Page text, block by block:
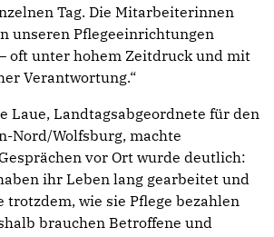
Tag. Die Mitarbeiterinnen
unseren Pflegeeinrichtungen
oft unter hohem Zeitdruck und mit
Verantwortung.“
Laue, Landtagsabgeordnete für den
Nord/Wolfsburg, machte
vor Ort wurde deutlich:
ihr Leben lang gearbeitet und
trotzdem, wie sie Pflege bezahlen
brauchen Betroffene und